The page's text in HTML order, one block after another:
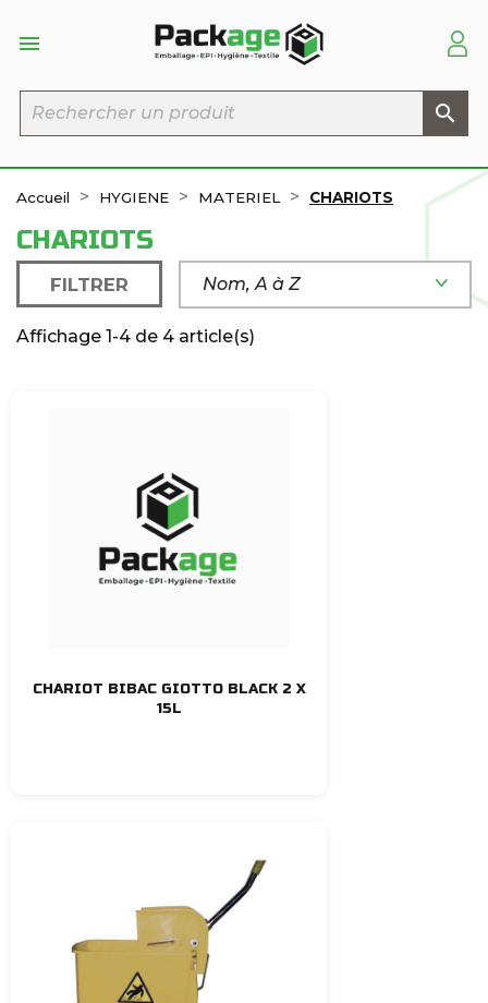


Accueil HYGIENE MATERIEL CHARIOTS
CHARIOTS
FILTRER Nom, A à Z
Affichage 1-4 de 4 article(s)
CHARIOT BIBAC GIOTTO BLACK 2 X
15L